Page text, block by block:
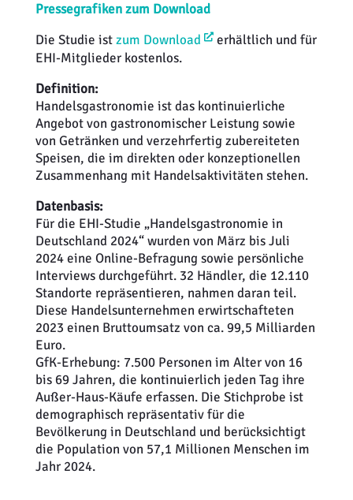
Pressegrafiken zum Download
Die Studie istzum Download
erhältlich und für
EHI-Mitglieder kostenlos.
Definition:
Handelsgastronomie ist das kontinuierliche
Angebot von gastronomischer Leistung sowie
von Getränken und verzehrfertig zubereiteten
Speisen, die im direkten oder konzeptionellen
Zusammenhang mit Handelsaktivitäten stehen.
Datenbasis:
Für die EHI-Studie „Handelsgastronomie in
Deutschland 2024“ wurden von März bis Juli
2024 eine Online-Befragung sowie persönliche
Interviews durchgeführt. 32 Händler, die 12.110
Standorte repräsentieren, nahmen daran teil.
Diese Handelsunternehmen erwirtschafteten
2023 einen Bruttoumsatz von ca. 99,5 Milliarden
Euro.
GfK-Erhebung: 7.500 Personen im Alter von 16
bis 69 Jahren, die kontinuierlich jeden Tag ihre
Außer-Haus-Käufe erfassen. Die Stichprobe ist
demographisch repräsentativ für die
Bevölkerung in Deutschland und berücksichtigt
die Population von 57,1 Millionen Menschen im
Jahr 2024.